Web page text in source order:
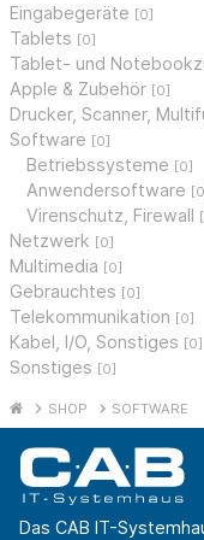
Eingabegeräte [0]
Tablets [0]
Tablet- und
Apple & Zubehör [0]
Drucker, Scanner,
Software [0]
Betriebssysteme [0]
Anwendersoftware
Virenschutz, Firewall
Netzwerk [0]
Multimedia [0]
Gebrauchtes [0]
Telekommunikation [0]
Kabel, I/O, Sonstiges [0]
Sonstiges [0]
SHOP SOFTWARE
Das CAB IT-